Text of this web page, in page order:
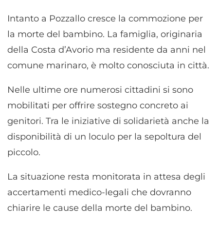
Intanto a Pozzallo cresce la commozione per
la morte del bambino. La famiglia, originaria
della Costa d’Avorio ma residente da anni nel
comune marinaro, è molto conosciuta in città.
Nelle ultime ore numerosi cittadini si sono
mobilitati per offrire sostegno concreto ai
genitori. Tra le iniziative di solidarietà anche la
disponibilità di un loculo per la sepoltura del
piccolo.
La situazione resta monitorata in attesa degli
accertamenti medico-legali che dovranno
chiarire le cause della morte del bambino.